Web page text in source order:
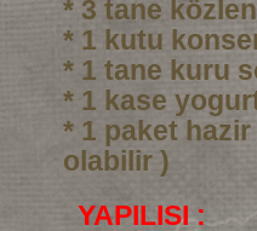
* 3 tane
* 1 kutu
* 1 tane kuru
* 1 kase
* 1 paket
olabilir )
YAPILISI :